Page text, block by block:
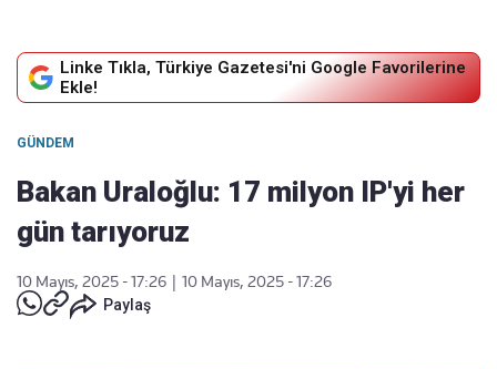
Linke Tıkla, Türkiye Gazetesi'ni Google Favorilerine
Ekle!
GÜNDEM
Bakan Uraloğlu: 17 milyon IP'yi her
gün tarıyoruz
10 Mayıs, 2025 - 17:26
10 Mayıs, 2025 - 17:26
Paylaş